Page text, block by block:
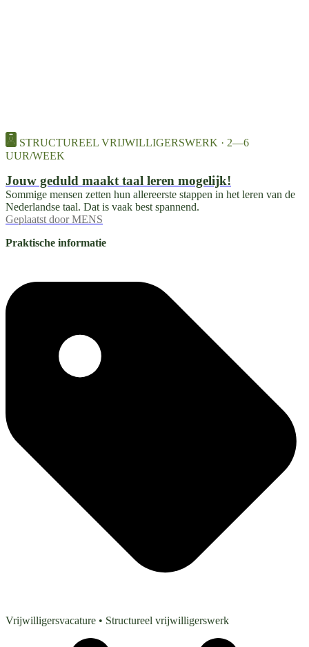
STRUCTUREEL VRIJWILLIGERSWERK · 2—6
UUR/WEEK
Jouw geduld maakt taal leren mogelijk!
Sommige mensen zetten hun allereerste stappen in het leren van de
Nederlandse taal. Dat is vaak best spannend.
Geplaatst door MENS
Praktische informatie
Vrijwilligersvacature • Structureel vrijwilligerswerk